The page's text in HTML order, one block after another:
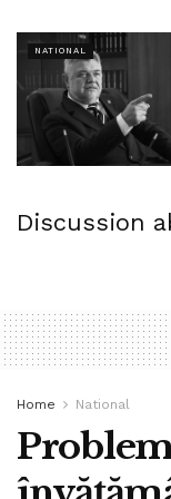
Tags: bpnews
cresteri salariale
NATIONAL
Discussion
Home National